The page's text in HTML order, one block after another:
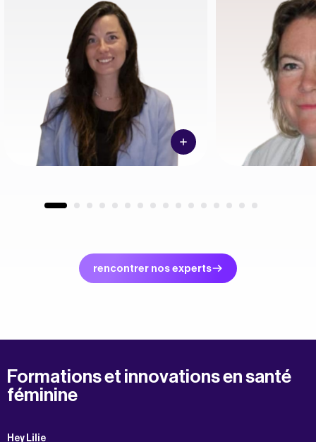
rencontrer nos experts
Formations et innovations en santé
féminine
Hey Lilie